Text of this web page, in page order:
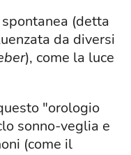
(detta
da diversi
), come la luce
"orologio
sonno-veglia e
(come il